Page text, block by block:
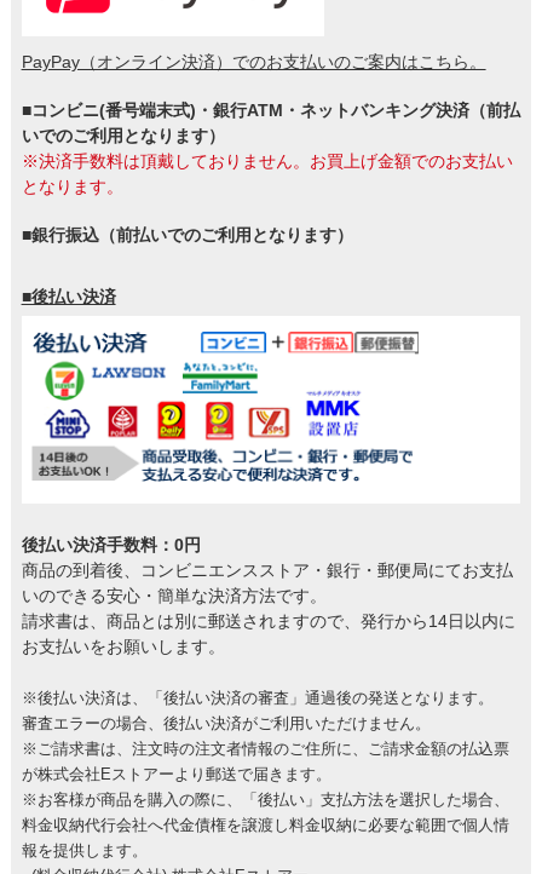
PayPay（オンライン決済）でのお支払いのご案内はこちら。
■コンビニ(番号端末式)・銀行ATM・ネットバンキング決済（前払
いでのご利用となります）
※決済手数料は頂戴しておりません。お買上げ金額でのお支払い
となります。
■銀行振込（前払いでのご利用となります）
■後払い決済
後払い決済手数料：0円
商品の到着後、コンビニエンスストア・銀行・郵便局にてお支払
いのできる安心・簡単な決済方法です。
請求書は、商品とは別に郵送されますので、発行から14日以内に
お支払いをお願いします。
※後払い決済は、「後払い決済の審査」通過後の発送となります。
審査エラーの場合、後払い決済がご利用いただけません。
※ご請求書は、注文時の注文者情報のご住所に、ご請求金額の払込票
が株式会社Eストアーより郵送で届きます。
※お客様が商品を購入の際に、「後払い」支払方法を選択した場合、
料金収納代行会社へ代金債権を譲渡し料金収納に必要な範囲で個人情
報を提供します。